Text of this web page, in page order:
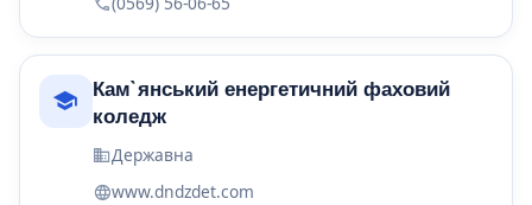
Кам`янський енергетичний фаховий
коледж
Державна
www.dndzdet.com